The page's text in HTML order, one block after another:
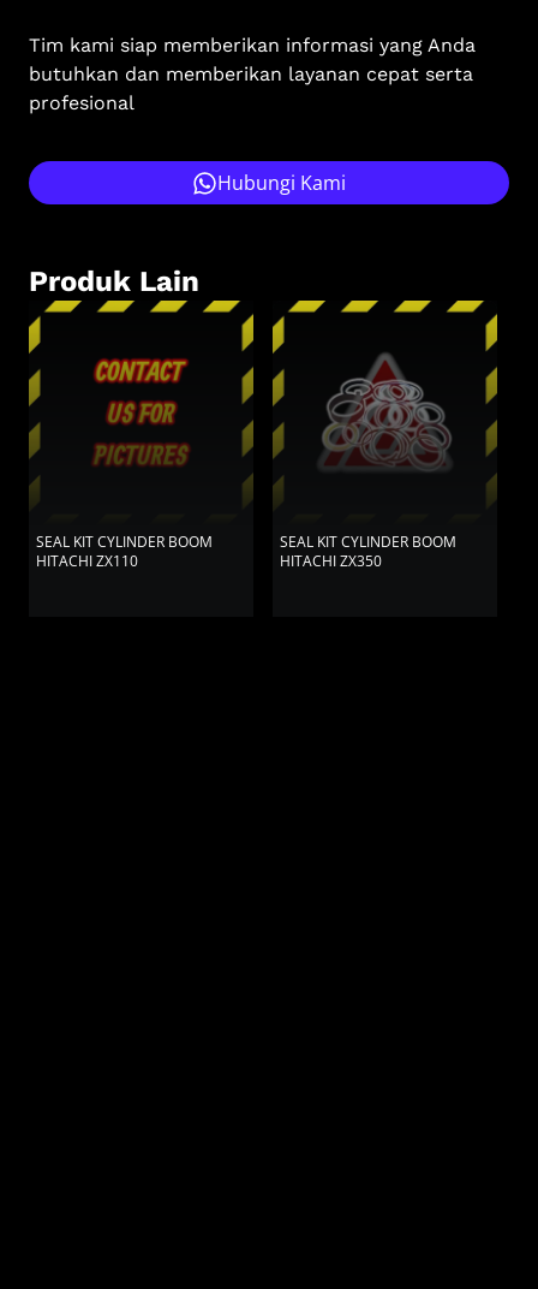
Tim kami siap memberikan informasi yang Anda
butuhkan dan memberikan layanan cepat serta
profesional
Hubungi Kami
Produk Lain
SEAL KIT CYLINDER BOOM
HITACHI ZX110
SEAL KIT CYLINDER BOOM
HITACHI ZX350